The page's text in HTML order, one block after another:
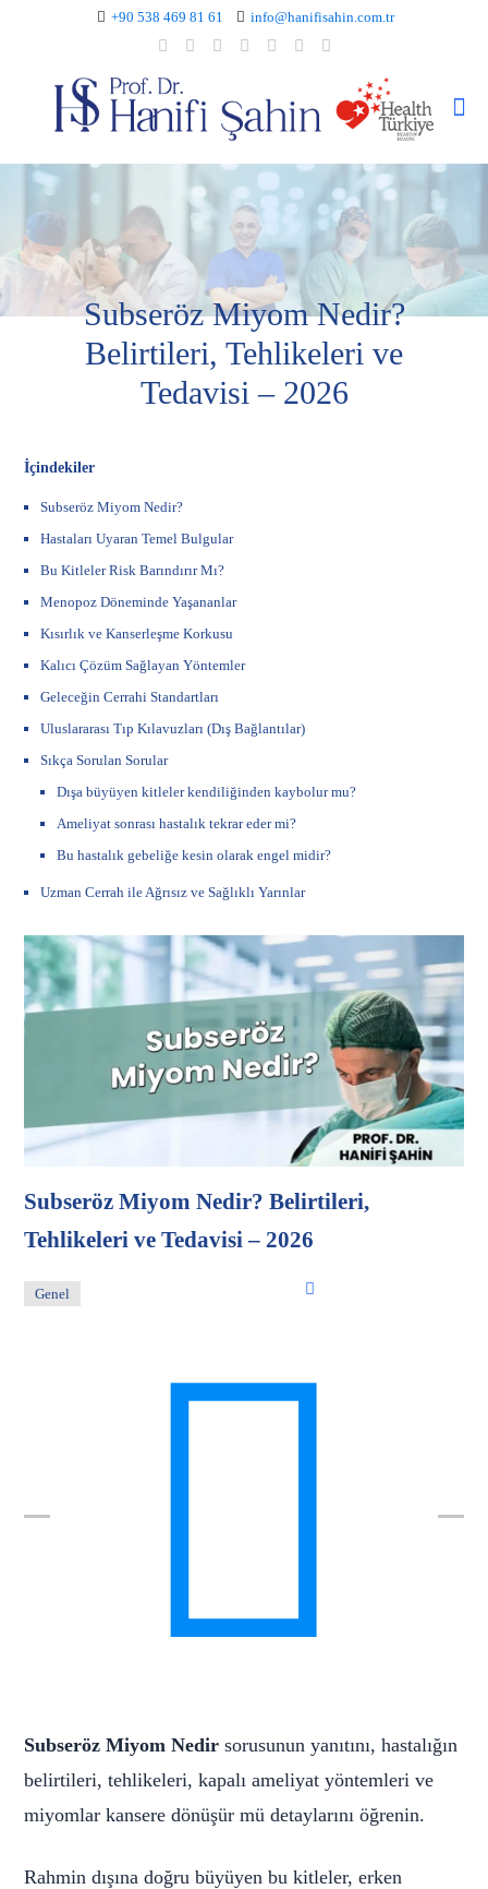
+90 538 469 81 61 info@hanifisahin.com.tr
Subseröz Miyom Nedir?
Belirtileri, Tehlikeleri ve
Tedavisi – 2026
İçindekiler
Subseröz Miyom Nedir?
Hastaları Uyaran Temel Bulgular
Bu Kitleler Risk Barındırır Mı?
Menopoz Döneminde Yaşananlar
Kısırlık ve Kanserleşme Korkusu
Kalıcı Çözüm Sağlayan Yöntemler
Geleceğin Cerrahi Standartları
Uluslararası Tıp Kılavuzları (Dış Bağlantılar)
Sıkça Sorulan Sorular
Dışa büyüyen kitleler kendiliğinden kaybolur mu?
Ameliyat sonrası hastalık tekrar eder mi?
Bu hastalık gebeliğe kesin olarak engel midir?
Uzman Cerrah ile Ağrısız ve Sağlıklı Yarınlar
Subseröz Miyom Nedir? Belirtileri,
Tehlikeleri ve Tedavisi – 2026
Genel
Subseröz Miyom Nedir sorusunun yanıtını, hastalığın
belirtileri, tehlikeleri, kapalı ameliyat yöntemleri ve
miyomlar kansere dönüşür mü detaylarını öğrenin.
Rahmin dışına doğru büyüyen bu kitleler, erken